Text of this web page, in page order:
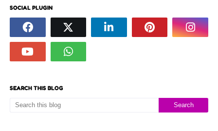
SOCIAL PLUGIN
SEARCH THIS BLOG